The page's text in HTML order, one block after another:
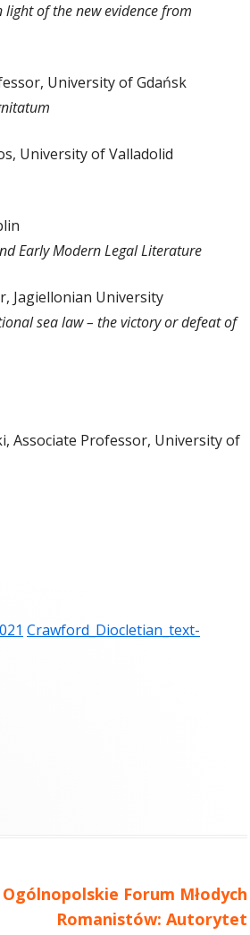
light of the new evidence from
University of Gdańsk
University of Valladolid
Early Modern Legal Literature
Jagiellonian University
sea law – the victory or defeat of
Associate Professor, University of
Crawford_Diocletian_text-
Ogólnopolskie Forum Młodych
Romanistów: Autorytet